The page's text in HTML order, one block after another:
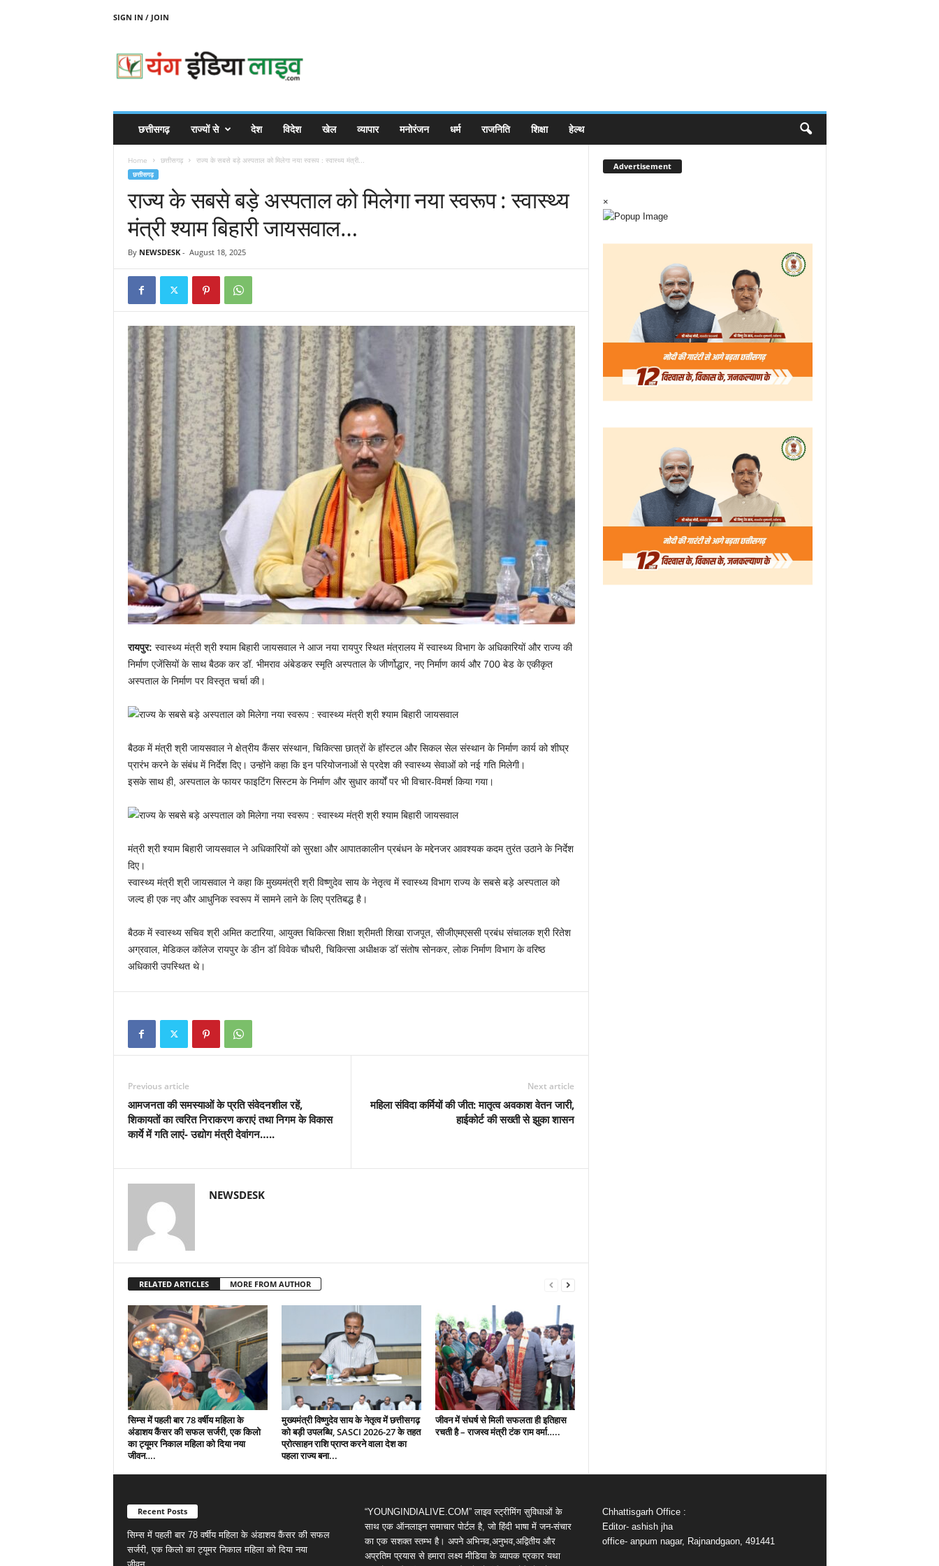
SIGN IN / JOIN
N
छत्तीसगढ़ राज्यों से देश विदेश खेल व्यापार मनोरंजन धर्म राजनिति शिक्षा हेल्थ
Home छत्तीसगढ़ राज्य के सबसे बड़े अस्पताल को मिलेगा नया स्वरूप : स्वास्थ्य मंत्री...
छत्तीसगढ़
राज्य के सबसे बड़े अस्पताल को मिलेगा नया स्वरूप : स्वास्थ्य
मंत्री श्याम बिहारी जायसवाल…
By NEWSDESK- August 18, 2025
रायपुर: स्वास्थ्य मंत्री श्री श्याम बिहारी जायसवाल ने आज नया रायपुर स्थित मंत्रालय में स्वास्थ्य विभाग के अधिकारियों और राज्य की
निर्माण एजेंसियों के साथ बैठक कर डॉ. भीमराव अंबेडकर स्मृति अस्पताल के जीर्णोद्धार, नए निर्माण कार्य और 700 बेड के एकीकृत
अस्पताल के निर्माण पर विस्तृत चर्चा की।
बैठक में मंत्री श्री जायसवाल ने क्षेत्रीय कैंसर संस्थान, चिकित्सा छात्रों के हॉस्टल और सिकल सेल संस्थान के निर्माण कार्य को शीघ्र
प्रारंभ करने के संबंध में निर्देश दिए। उन्होंने कहा कि इन परियोजनाओं से प्रदेश की स्वास्थ्य सेवाओं को नई गति मिलेगी।
इसके साथ ही, अस्पताल के फायर फाइटिंग सिस्टम के निर्माण और सुधार कार्यों पर भी विचार-विमर्श किया गया।
मंत्री श्री श्याम बिहारी जायसवाल ने अधिकारियों को सुरक्षा और आपातकालीन प्रबंधन के मद्देनजर आवश्यक कदम तुरंत उठाने के निर्देश
दिए।
स्वास्थ्य मंत्री श्री जायसवाल ने कहा कि मुख्यमंत्री श्री विष्णुदेव साय के नेतृत्व में स्वास्थ्य विभाग राज्य के सबसे बड़े अस्पताल को
जल्द ही एक नए और आधुनिक स्वरूप में सामने लाने के लिए प्रतिबद्ध है।
बैठक में स्वास्थ्य सचिव श्री अमित कटारिया, आयुक्त चिकित्सा शिक्षा श्रीमती शिखा राजपूत, सीजीएमएससी प्रबंध संचालक श्री रितेश
अग्रवाल, मेडिकल कॉलेज रायपुर के डीन डॉ विवेक चौधरी, चिकित्सा अधीक्षक डॉ संतोष सोनकर, लोक निर्माण विभाग के वरिष्ठ
अधिकारी उपस्थित थे।
Previous article
आमजनता की समस्याओं के प्रति संवेदनशील रहें,
शिकायतों का त्वरित निराकरण कराएं तथा निगम के विकास
कार्ये में गति लाएं- उद्योग मंत्री देवांगन…..
Next article
महिला संविदा कर्मियों की जीत: मातृत्व अवकाश वेतन जारी,
हाईकोर्ट की सख्ती से झुका शासन
NEWSDESK
RELATED ARTICLES MORE FROM AUTHOR
सिम्स में पहली बार 78 वर्षीय महिला के
अंडाशय कैंसर की सफल सर्जरी, एक किलो
का ट्यूमर निकाल महिला को दिया नया
जीवन….
मुख्यमंत्री विष्णुदेव साय के नेतृत्व में छत्तीसगढ़
को बड़ी उपलब्धि, SASCI 2026-27 के तहत
प्रोत्साहन राशि प्राप्त करने वाला देश का
पहला राज्य बना...
जीवन में संघर्ष से मिली सफलता ही इतिहास
रचती है – राजस्व मंत्री टंक राम वर्मा…..
Advertisement
×
Recent Posts
सिम्स में पहली बार 78 वर्षीय महिला के अंडाशय कैंसर की सफल
सर्जरी, एक किलो का ट्यूमर निकाल महिला को दिया नया
“YOUNGINDIALIVE.COM” लाइव स्ट्रीमिंग सुविधाओं के
साथ एक ऑनलाइन समाचार पोर्टल है, जो हिंदी भाषा में जन-संचार
का एक सशक्त स्तम्भ है। अपने अभिनव,अनुभव,अद्वितीय और
अप्रतिम प्रयास से हमारा लक्ष्य मीडिया के व्यापक प्रकार यथा
Chhattisgarh Office :
Editor- ashish jha
office- anpum nagar, Rajnandgaon, 491441